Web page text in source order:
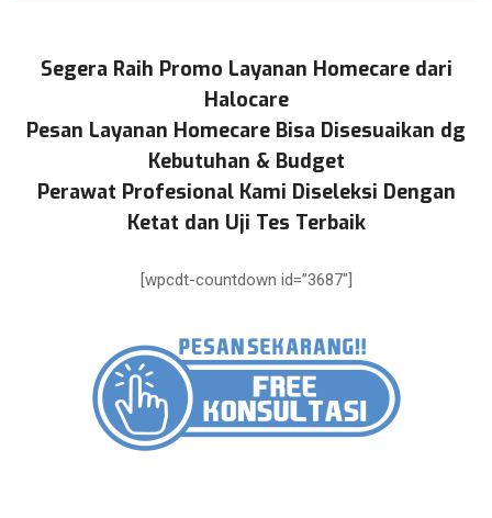
Segera Raih Promo Layanan Homecare dari
Halocare
Pesan Layanan Homecare Bisa Disesuaikan dg
Kebutuhan & Budget
Perawat Profesional Kami Diseleksi Dengan
Ketat dan Uji Tes Terbaik
[wpcdt-countdown id=”3687″]